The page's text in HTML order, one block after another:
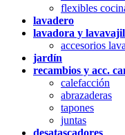
flexibles
lavadero
lavadora y
accesorios
jardín
recambios y acc.
calefacción
abrazaderas
tapones
juntas
desatascadores